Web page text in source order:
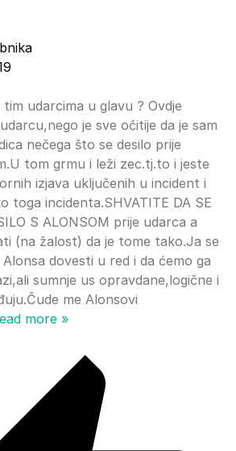
udarcima u glavu ? Ovdje
je sve očitije da je sam
nečega što se desilo prije
tom grmu i leži zec.tj.to i jeste
izjava uključenih u incident i
toga incidenta.SHVATITE DA SE
S ALONSOM prije udarca a
(na žalost) da je tome tako.Ja se
dovesti u red i da ćemo ga
sumnje us opravdane,logične i
me Alonsovi
more »